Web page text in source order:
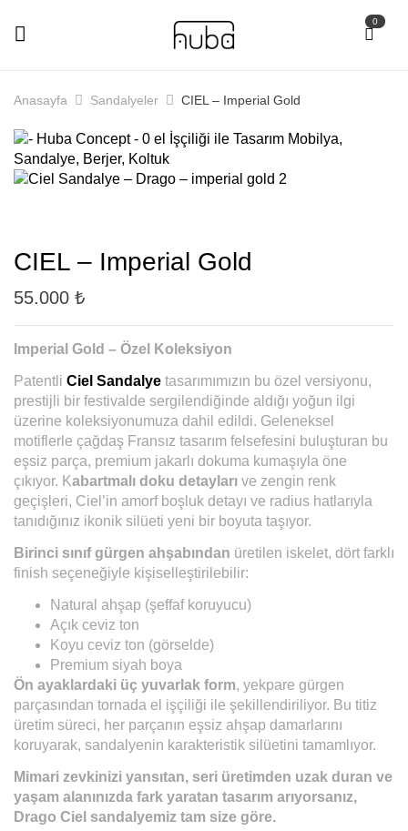
0
Anasayfa Sandalyeler CIEL – Imperial Gold
CIEL – Imperial Gold
55.000 ₺
Imperial Gold – Özel Koleksiyon
Patentli Ciel Sandalye tasarımımızın bu özel versiyonu,
prestijli bir festivalde sergilendiğinde aldığı yoğun ilgi
üzerine koleksiyonumuza dahil edildi. Geleneksel
motiflerle çağdaş Fransız tasarım felsefesini buluşturan bu
eşsiz parça, premium jakarlı dokuma kumaşıyla öne
çıkıyor. Kabartmalı doku detayları ve zengin renk
geçişleri, Ciel’in amorf boşluk detayı ve radius hatlarıyla
tanıdığınız ikonik silüeti yeni bir boyuta taşıyor.
Birinci sınıf gürgen ahşabından üretilen iskelet, dört farklı
finish seçeneğiyle kişiselleştirilebilir:
Natural ahşap (şeffaf koruyucu)
Açık ceviz ton
Koyu ceviz ton (görselde)
Premium siyah boya
Ön ayaklardaki üç yuvarlak form, yekpare gürgen
parçasından tornada el işçiliği ile şekillendiriliyor. Bu titiz
üretim süreci, her parçanın eşsiz ahşap damarlarını
koruyarak, sandalyenin karakteristik silüetini tamamlıyor.
Mimari zevkinizi yansıtan, seri üretimden uzak duran ve
yaşam alanınızda fark yaratan tasarım arıyorsanız,
Drago Ciel sandalyemiz tam size göre.